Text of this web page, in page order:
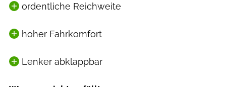
ordentliche Reichweite
hoher Fahrkomfort
Lenker abklappbar